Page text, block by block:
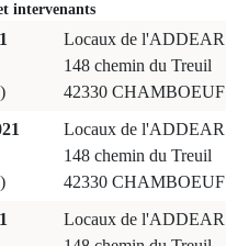
intervenants
Locaux de l'ADDEAR
148 chemin du Treuil
42330 CHAMBOEUF
Locaux de l'ADDEAR
148 chemin du Treuil
42330 CHAMBOEUF
Locaux de l'ADDEAR